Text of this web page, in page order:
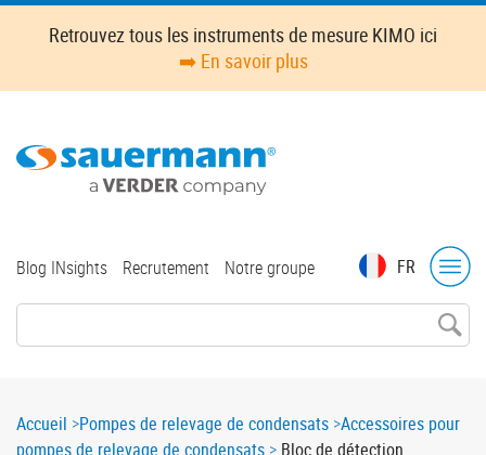
Skip
content
Retrouvez tous les instruments de mesure KIMO ici
➡️ En savoir plus
FR
Top
Blog INsights Recrutement Notre groupe
Breadcrumb
Accueil Pompes de relevage de condensats Accessoires pour
pompes de relevage de condensats
Bloc de détection